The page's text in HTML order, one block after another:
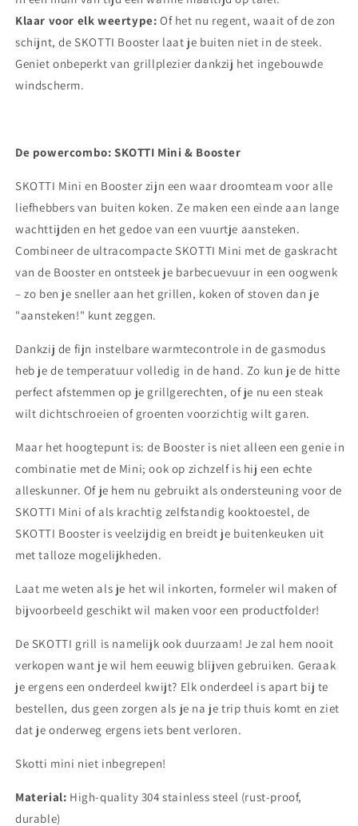
Klaar voor elk weertype: Of het nu regent, waait of de zon
schijnt, de SKOTTI Booster laat je buiten niet in de steek.
Geniet onbeperkt van grillplezier dankzij het ingebouwde
windscherm.
De powercombo: SKOTTI Mini & Booster
SKOTTI Mini en Booster zijn een waar droomteam voor alle
liefhebbers van buiten koken. Ze maken een einde aan lange
wachttijden en het gedoe van een vuurtje aansteken.
Combineer de ultracompacte SKOTTI Mini met de gaskracht
van de Booster en ontsteek je barbecuevuur in een oogwenk
– zo ben je sneller aan het grillen, koken of stoven dan je
"aansteken!" kunt zeggen.
Dankzij de fijn instelbare warmtecontrole in de gasmodus
heb je de temperatuur volledig in de hand. Zo kun je de hitte
perfect afstemmen op je grillgerechten, of je nu een steak
wilt dichtschroeien of groenten voorzichtig wilt garen.
Maar het hoogtepunt is: de Booster is niet alleen een genie in
combinatie met de Mini; ook op zichzelf is hij een echte
alleskunner. Of je hem nu gebruikt als ondersteuning voor de
SKOTTI Mini of als krachtig zelfstandig kooktoestel, de
SKOTTI Booster is veelzijdig en breidt je buitenkeuken uit
met talloze mogelijkheden.
Laat me weten als je het wil inkorten, formeler wil maken of
bijvoorbeeld geschikt wil maken voor een productfolder!
De SKOTTI grill is namelijk ook duurzaam! Je zal hem nooit
verkopen want je wil hem eeuwig blijven gebruiken. Geraak
je ergens een onderdeel kwijt? Elk onderdeel is apart bij te
bestellen, dus geen zorgen als je na je trip thuis komt en ziet
dat je onderweg ergens iets bent verloren.
Skotti mini niet inbegrepen!
Material: High-quality 304 stainless steel (rust-proof,
durable)